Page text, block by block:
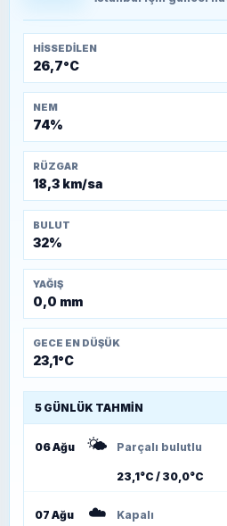
HISSEDILEN
26,7°C
NEM
74%
RÜZGAR
18,3 km/sa
BULUT
32%
YAĞIŞ
0,0 mm
GECE EN DÜŞÜK
23,1°C
5 GÜNLÜK TAHMIN
06 Ağu 🌤️ Parçalı bulutlu
23,1°C / 30,0°C
07 Ağu ☁️ Kapalı